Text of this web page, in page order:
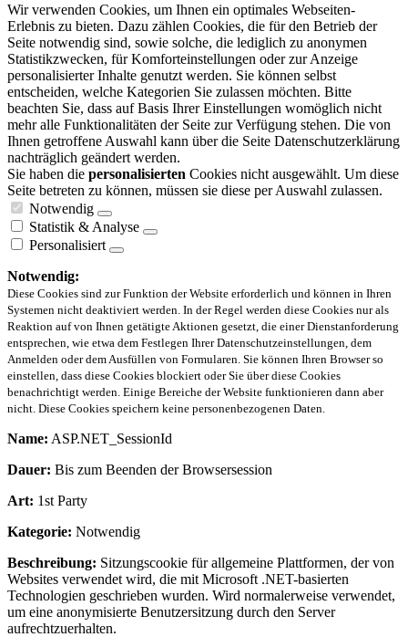
Wir verwenden Cookies, um Ihnen ein optimales Webseiten-
Erlebnis zu bieten. Dazu zählen Cookies, die für den Betrieb der
Seite notwendig sind, sowie solche, die lediglich zu anonymen
Statistikzwecken, für Komforteinstellungen oder zur Anzeige
personalisierter Inhalte genutzt werden. Sie können selbst
entscheiden, welche Kategorien Sie zulassen möchten. Bitte
beachten Sie, dass auf Basis Ihrer Einstellungen womöglich nicht
mehr alle Funktionalitäten der Seite zur Verfügung stehen. Die von
Ihnen getroffene Auswahl kann über die Seite Datenschutzerklärung
nachträglich geändert werden.
Sie haben die personalisierten Cookies nicht ausgewählt. Um diese
Seite betreten zu können, müssen sie diese per Auswahl zulassen.
Notwendig
Statistik & Analyse
Personalisiert
Notwendig:
Diese Cookies sind zur Funktion der Website erforderlich und können in Ihren
Systemen nicht deaktiviert werden. In der Regel werden diese Cookies nur als
Reaktion auf von Ihnen getätigte Aktionen gesetzt, die einer Dienstanforderung
entsprechen, wie etwa dem Festlegen Ihrer Datenschutzeinstellungen, dem
Anmelden oder dem Ausfüllen von Formularen. Sie können Ihren Browser so
einstellen, dass diese Cookies blockiert oder Sie über diese Cookies
benachrichtigt werden. Einige Bereiche der Website funktionieren dann aber
nicht. Diese Cookies speichern keine personenbezogenen Daten.
Name: ASP.NET_SessionId
Dauer: Bis zum Beenden der Browsersession
Art: 1st Party
Kategorie: Notwendig
Beschreibung: Sitzungscookie für allgemeine Plattformen, der von
Websites verwendet wird, die mit Microsoft .NET-basierten
Technologien geschrieben wurden. Wird normalerweise verwendet,
um eine anonymisierte Benutzersitzung durch den Server
aufrechtzuerhalten.